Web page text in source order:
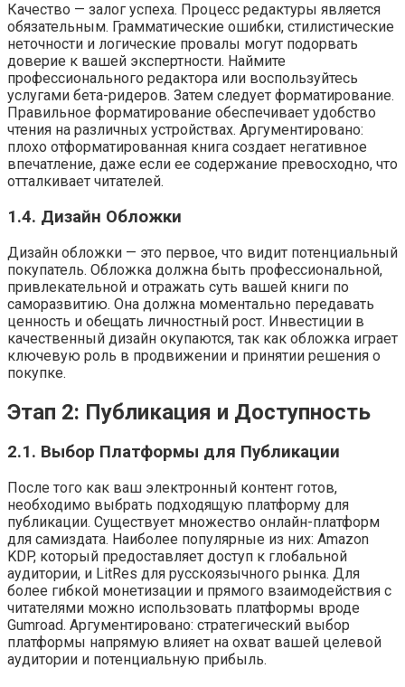
Качество — залог успеха. Процесс редактуры является
обязательным. Грамматические ошибки, стилистические
неточности и логические провалы могут подорвать
доверие к вашей экспертности. Наймите
профессионального редактора или воспользуйтесь
услугами бета-ридеров. Затем следует форматирование.
Правильное форматирование обеспечивает удобство
чтения на различных устройствах. Аргументировано:
плохо отформатированная книга создает негативное
впечатление, даже если ее содержание превосходно, что
отталкивает читателей.
1.4. Дизайн Обложки
Дизайн обложки — это первое, что видит потенциальный
покупатель. Обложка должна быть профессиональной,
привлекательной и отражать суть вашей книги по
саморазвитию. Она должна моментально передавать
ценность и обещать личностный рост. Инвестиции в
качественный дизайн окупаются, так как обложка играет
ключевую роль в продвижении и принятии решения о
покупке.
Этап 2: Публикация и Доступность
2.1. Выбор Платформы для Публикации
После того как ваш электронный контент готов,
необходимо выбрать подходящую платформу для
публикации. Существует множество онлайн-платформ
для самиздата. Наиболее популярные из них: Amazon
KDP, который предоставляет доступ к глобальной
аудитории, и LitRes для русскоязычного рынка. Для
более гибкой монетизации и прямого взаимодействия с
читателями можно использовать платформы вроде
Gumroad. Аргументировано: стратегический выбор
платформы напрямую влияет на охват вашей целевой
аудитории и потенциальную прибыль.